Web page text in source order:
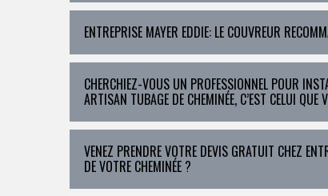
ENTREPRISE MAYER EDDIE: LE COUVREUR
CHERCHIEZ-VOUS UN PROFESSIONNEL POUR
ARTISAN TUBAGE DE CHEMINÉE, C’EST CELUI
VENEZ PRENDRE VOTRE DEVIS GRATUIT CHEZ
DE VOTRE CHEMINÉE ?